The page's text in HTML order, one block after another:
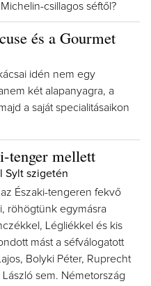
csillagos séftől?
és a Gourmet
idén nem egy
két alapanyagra, a
a saját specialitásaikon
tenger mellett
Sylt szigetén
Északi-tengeren fekvő
röhögtünk egymásra
Légliékkel és kis
mást a séfválogatott
Bolyki Péter, Ruprecht
László sem. Németország